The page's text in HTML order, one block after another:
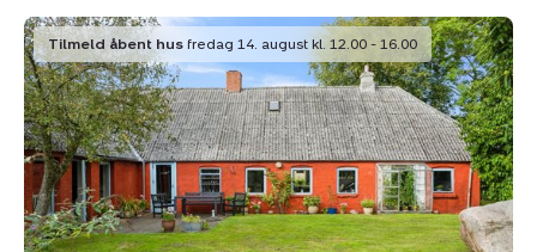
Landejendom:
Fruerlundvej
55,
Øster
Hurup,
9560
Hadsund
Tilmeld åbent hus fredag 14. august kl. 12.00 - 16.00